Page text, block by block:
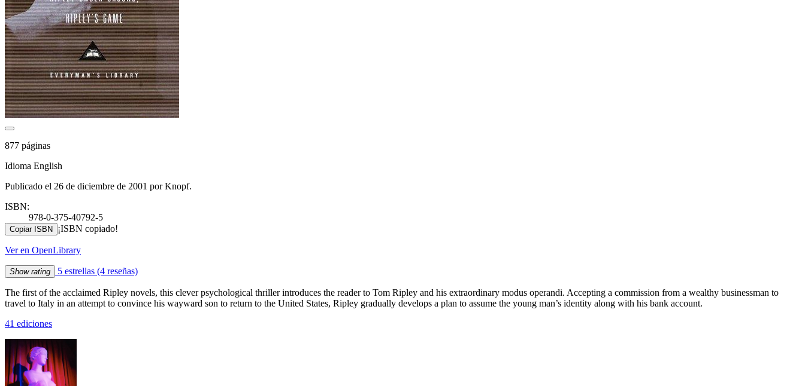
877 páginas
Idioma English
Publicado el 26 de diciembre de 2001 por Knopf.
ISBN:
978-0-375-40792-5
Copiar ISBN ¡ISBN copiado!
Ver en OpenLibrary
Show rating 5 estrellas (4 reseñas)
The first of the acclaimed Ripley novels, this clever psychological thriller introduces the reader to Tom Ripley and his extraordinary modus operandi. Accepting a commission from a wealthy businessman to
travel to Italy in an attempt to convince his wayward son to return to the United States, Ripley gradually develops a plan to assume the young man’s identity along with his bank account.
41 ediciones